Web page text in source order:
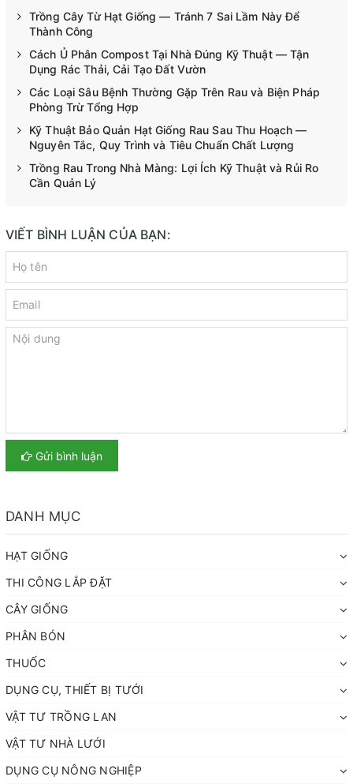
Trồng Cây Từ Hạt Giống — Tránh 7 Sai Lầm Này Để
Thành Công
Cách Ủ Phân Compost Tại Nhà Đúng Kỹ Thuật — Tận
Dụng Rác Thải, Cải Tạo Đất Vườn
Các Loại Sâu Bệnh Thường Gặp Trên Rau và Biện Pháp
Phòng Trừ Tổng Hợp
Kỹ Thuật Bảo Quản Hạt Giống Rau Sau Thu Hoạch —
Nguyên Tắc, Quy Trình và Tiêu Chuẩn Chất Lượng
Trồng Rau Trong Nhà Màng: Lợi Ích Kỹ Thuật và Rủi Ro
Cần Quản Lý
VIẾT BÌNH LUẬN CỦA BẠN:
Gửi bình luận
DANH MỤC
HẠT GIỐNG
THI CÔNG LẮP ĐẶT
CÂY GIỐNG
PHÂN BÓN
THUỐC
DỤNG CỤ, THIẾT BỊ TƯỚI
VẬT TƯ TRỒNG LAN
VẬT TƯ NHÀ LƯỚI
DỤNG CỤ NÔNG NGHIỆP